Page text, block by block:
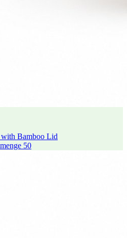
with Bamboo Lid
50